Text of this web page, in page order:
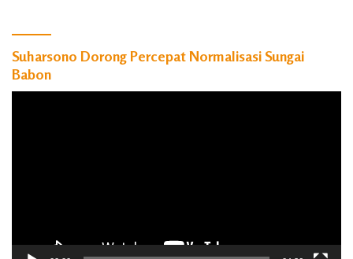
Suharsono Dorong Percepat Normalisasi Sungai
Babon